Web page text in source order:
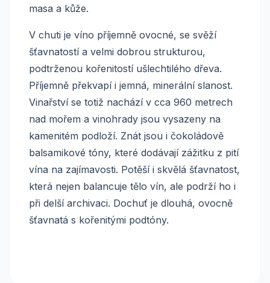
masa a kůže.
V chuti je víno příjemně ovocné, se svěží
šťavnatostí a velmi dobrou strukturou,
podtrženou kořenitostí ušlechtilého dřeva.
Příjemně překvapí i jemná, minerální slanost.
Vinařství se totiž nachází v cca 960 metrech
nad mořem a vinohrady jsou vysazeny na
kamenitém podloží. Znát jsou i čokoládově
balsamikové tóny, které dodávají zážitku z pití
vína na zajímavosti. Potěší i skvělá šťavnatost,
která nejen balancuje tělo vín, ale podrží ho i
při delší archivaci. Dochuť je dlouhá, ovocně
šťavnatá s kořenitými podtóny.